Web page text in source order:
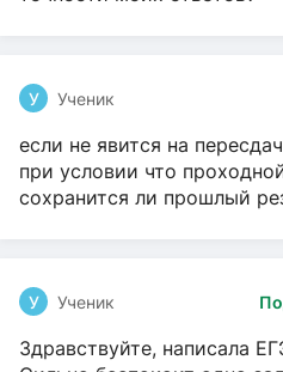
У Ученик
если не явится на
при условии что
сохранится ли прошлый
У Ученик
Здравствуйте, написала